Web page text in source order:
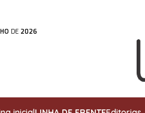
DE 2026